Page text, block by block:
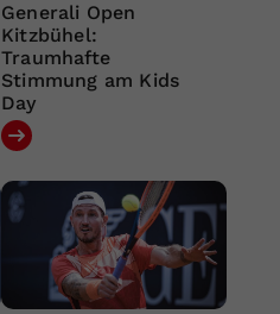
Generali Open
Kitzbühel:
Traumhafte
Stimmung am Kids
Day